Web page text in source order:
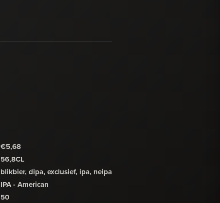
€5,68
56,8CL
blikbier, dipa, exclusief, ipa, neipa
IPA - American
50